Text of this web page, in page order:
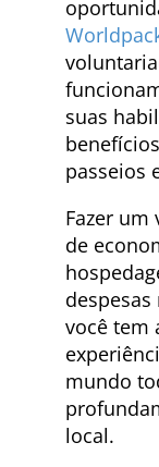
suas
passeios
Fazer
de
você tem
mundo
local.